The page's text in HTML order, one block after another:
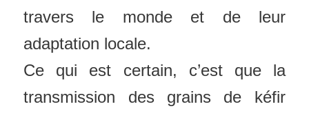
travers le monde et de leur
adaptation locale.
Ce qui est certain, c’est que la
transmission des grains de kéfir